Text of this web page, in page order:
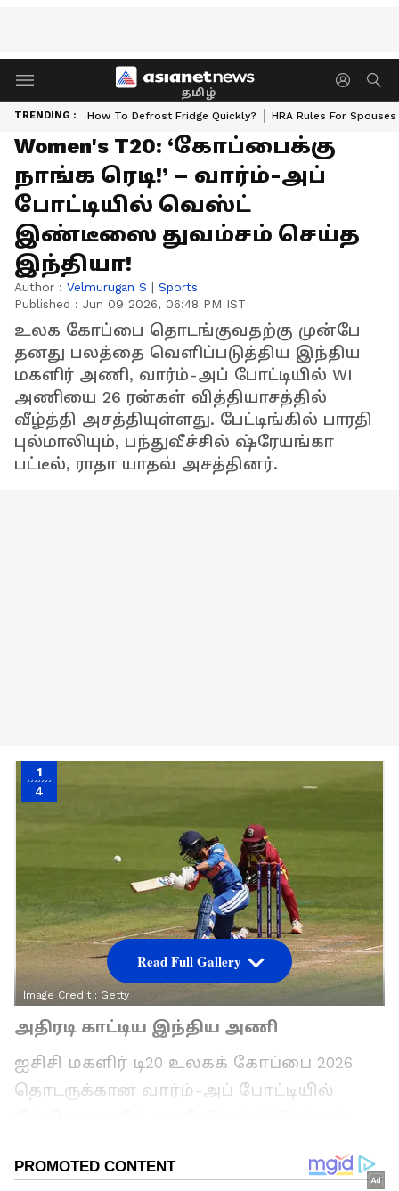
தமிழ்
TRENDING : How To Defrost Fridge Quickly? HRA Rules For Spouses
Women's T20: ‘கோப்பைக்கு
நாங்க ரெடி!’ – வார்ம்-அப்
போட்டியில் வெஸ்ட்
இண்டீஸை துவம்சம் செய்த
இந்தியா!
Author : Velmurugan S | Sports
Published : Jun 09 2026, 06:48 PM IST
உலக கோப்பை தொடங்குவதற்கு முன்பே
தனது பலத்தை வெளிப்படுத்திய இந்திய
மகளிர் அணி, வார்ம்-அப் போட்டியில் WI
அணியை 26 ரன்கள் வித்தியாசத்தில்
வீழ்த்தி அசத்தியுள்ளது. பேட்டிங்கில் பாரதி
புல்மாலியும், பந்துவீச்சில் ஷ்ரேயங்கா
பட்டீல், ராதா யாதவ் அசத்தினர்.
1
4
Image Credit : Getty
அதிரடி காட்டிய இந்திய அணி
ஐசிசி மகளிர் டி20 உலகக் கோப்பை 2026
தொடருக்கான வார்ம்-அப் போட்டியில்
தோற்கடித்து சிறப்பான தொடக்கத்தை
Read Full Gallery